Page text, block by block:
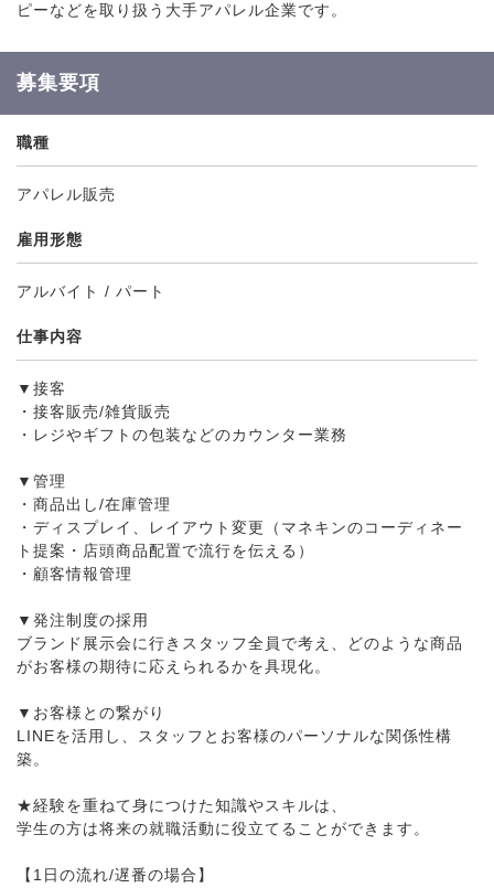
ピーなどを取り扱う大手アパレル企業です。
募集要項
職種
アパレル販売
雇用形態
アルバイト / パート
仕事内容
▼接客
・接客販売/雑貨販売
・レジやギフトの包装などのカウンター業務
▼管理
・商品出し/在庫管理
・ディスプレイ、レイアウト変更（マネキンのコーディネー
ト提案・店頭商品配置で流行を伝える）
・顧客情報管理
▼発注制度の採用
ブランド展示会に行きスタッフ全員で考え、どのような商品
がお客様の期待に応えられるかを具現化。
▼お客様との繋がり
LINEを活用し、スタッフとお客様のパーソナルな関係性構
築。
★経験を重ねて身につけた知識やスキルは、
学生の方は将来の就職活動に役立てることができます。
【1日の流れ/遅番の場合】